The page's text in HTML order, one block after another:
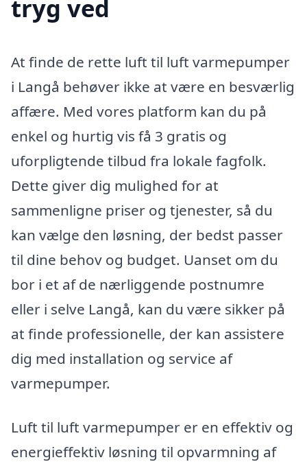
tryg ved
At finde de rette luft til luft varmepumper
i Langå behøver ikke at være en besværlig
affære. Med vores platform kan du på
enkel og hurtig vis få 3 gratis og
uforpligtende tilbud fra lokale fagfolk.
Dette giver dig mulighed for at
sammenligne priser og tjenester, så du
kan vælge den løsning, der bedst passer
til dine behov og budget. Uanset om du
bor i et af de nærliggende postnumre
eller i selve Langå, kan du være sikker på
at finde professionelle, der kan assistere
dig med installation og service af
varmepumper.
Luft til luft varmepumper er en effektiv og
energieffektiv løsning til opvarmning af